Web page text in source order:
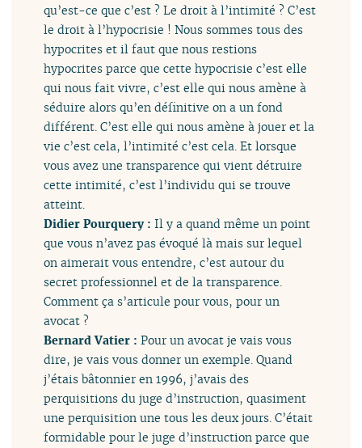
qu’est-ce que c’est ? Le droit à l’intimité ? C’est
le droit à l’hypocrisie ! Nous sommes tous des
hypocrites et il faut que nous restions
hypocrites parce que cette hypocrisie c’est elle
qui nous fait vivre, c’est elle qui nous amène à
séduire alors qu’en définitive on a un fond
différent. C’est elle qui nous amène à jouer et la
vie c’est cela, l’intimité c’est cela. Et lorsque
vous avez une transparence qui vient détruire
cette intimité, c’est l’individu qui se trouve
atteint.
Didier Pourquery :Il y a quand même un point
que vous n’avez pas évoqué là mais sur lequel
on aimerait vous entendre, c’est autour du
secret professionnel et de la transparence.
Comment ça s’articule pour vous, pour un
avocat ?
Bernard Vatier :Pour un avocat je vais vous
dire, je vais vous donner un exemple. Quand
j’étais bâtonnier en 1996, j’avais des
perquisitions du juge d’instruction, quasiment
une perquisition une tous les deux jours. C’était
formidable pour le juge d’instruction parce que